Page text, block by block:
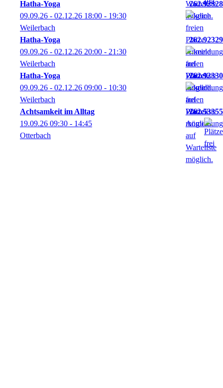
Hatha-Yoga
262.92328
09.09.26 - 02.12.26 18:00 - 19:30
Weilerbach
Hatha-Yoga
262.92329
09.09.26 - 02.12.26 20:00 - 21:30
Weilerbach
Hatha-Yoga
262.92330
09.09.26 - 02.12.26 09:00 - 10:30
Weilerbach
Achtsamkeit im Alltag
262.53355
19.09.26 09:30 - 14:45
Otterbach